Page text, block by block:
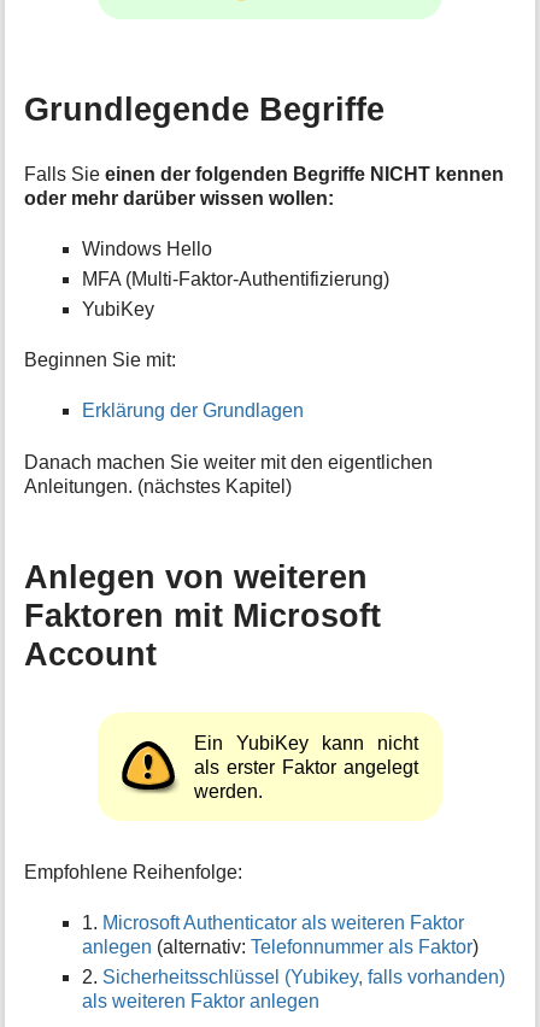
Grundlegende Begriffe
Falls Sieeinen der folgenden Begriffe NICHT kennen
oder mehr darüber wissen wollen:
Windows Hello
MFA (Multi-Faktor-Authentifizierung)
YubiKey
Beginnen Sie mit:
Erklärung der Grundlagen
Danach machen Sie weiter mit den eigentlichen
Anleitungen. (nächstes Kapitel)
Anlegen von weiteren
Faktoren mit Microsoft
Account
Ein YubiKey kann nicht
als erster Faktor angelegt
werden.
Empfohlene Reihenfolge:
1. Microsoft Authenticator als weiteren Faktor
anlegen (alternativ:Telefonnummer als Faktor)
2. Sicherheitsschlüssel (Yubikey, falls vorhanden)
als weiteren Faktor anlegen